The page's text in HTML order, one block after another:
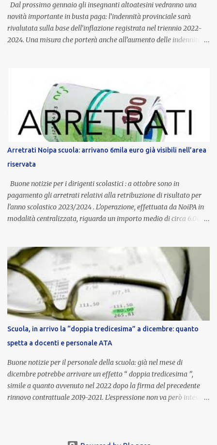
Dal prossimo gennaio gli insegnanti altoatesini vedranno una
novità importante in busta paga: l’indennità provinciale sarà
rivalutata sulla base dell’inflazione registrata nel triennio 2022-
2024. Una misura che porterà anche all’aumento delle indennità di
dedicato alle donne vittime di violenza di genere, in linea con la
normativa nazionale e con l’obiettivo di offrire maggiore tutela e
supporto in situazioni delicate. L’indennità provinciale per i docenti
è un unicum in Italia: si tratta di una misura esclusiva della
Provincia autonoma di Bolzano, che integra in maniera stabile lo
stipendio nazionale grazie alle prerogative garantite
dall’autonomia locale. Non è un bonus temporaneo né un
compenso accessorio, ma una voce strutturale di retribuzione,
aggiornata periodicamente in base al cost...
Arretrati Noipa scuola: arrivano 6mila euro già visibili nell’area
riservata
Buone notizie per i dirigenti scolastici : a ottobre sono in
pagamento gli arretrati relativi alla retribuzione di risultato per
l’anno scolastico 2023/2024 . L’operazione, effettuata da NoiPA in
modalità centralizzata, riguarda un importo medio di circa 6.000
ordinaria di ottobre . Cos’è la retribuzione di risultato La
retribuzione di risultato rappresenta la parte variabile dello
stipendio dei dirigenti scolastici. Viene corrisposta per valorizzare
la qualità dell’attività svolta, la gestione delle risorse e il
raggiungimento degli obiettivi fissati dal Ministero dell’Istruzione
e del Merito (MIM) . Per l’anno scolastico 2023/2024, il MIM ha
completato la procedura di valutazione e trasmesso i dati a NoiPA,
che ha poi disposto la liquidazione automatica in busta paga . Gli
importi e le trattenute L’importo medio lordo riconosciuto è di 6....
Scuola, in arrivo la “doppia tredicesima” a dicembre: quanto
spetta a docenti e personale ATA
Buone notizie per il personale della scuola: già nel mese di
dicembre potrebbe arrivare un effetto “ doppia tredicesima ”,
simile a quanto avvenuto nel 2022 dopo la firma del precedente
rinnovo contrattuale 2019-2021. L’espressione non va però intesa in